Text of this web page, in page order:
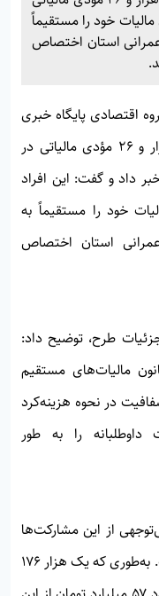
میلیارد تومان مالیات خود را مستقیماً
نیمه‌تمام عمرانی استان اختصاص
اقتصادی پایگاه خبری
، از مشارکت ۲ هزار و ۲۶ مؤدی مالیاتی در
داد و گفت: این افراد
از مالیات خود را مستقیماً به
نیمه‌تمام عمرانی استان اختصاص
جزئیات طرح، توضیح داد:
در قالب تبصره ماده ۱۰۰ قانون مالیات‌های مستقیم
در نحوه هزینه‌کرد
داوطلبانه را به طور
از این مشارکت‌ها
از سوی مؤدیان خارج از استان بوده است. به‌طوری که یک هزار ۱۷۶